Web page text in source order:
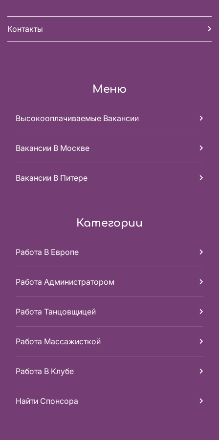
Контакты
Меню
Высокооплачиваемые Вакансии
Вакансии В Москве
Вакансии В Питере
Категории
Работа В Европе
Работа Администратором
Работа Танцовщицей
Работа Массажисткой
Работа В Клубе
Найти Спонсора